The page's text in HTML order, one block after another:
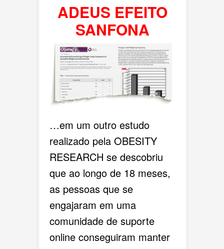
ADEUS EFEITO
SANFONA
…em um outro estudo
realizado pela OBESITY
RESEARCH se descobriu
que ao longo de 18 meses,
as pessoas que se
engajaram em uma
comunidade de suporte
online conseguiram manter